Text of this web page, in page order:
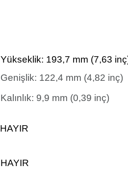
Yükseklik: 193,7 mm (7,63
Genişlik: 122,4 mm (4,82 inç)
Kalınlık: 9,9 mm (0,39 inç)
HAYIR
HAYIR